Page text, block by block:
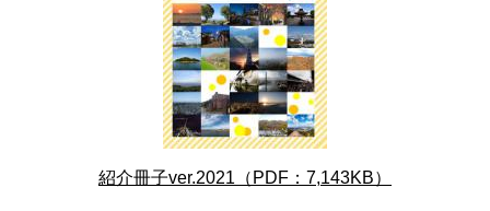
紹介冊子ver.2021（PDF：7,143KB）